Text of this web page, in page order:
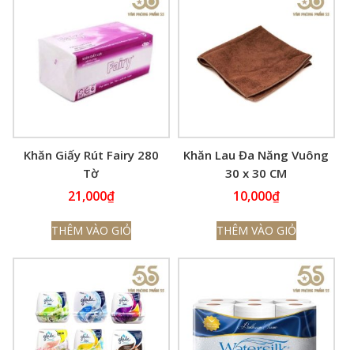
Khăn Giấy Rút Fairy 280
Tờ
21,000₫
THÊM VÀO GIỎ
Khăn Lau Đa Năng Vuông
30 x 30 CM
10,000₫
THÊM VÀO GIỎ